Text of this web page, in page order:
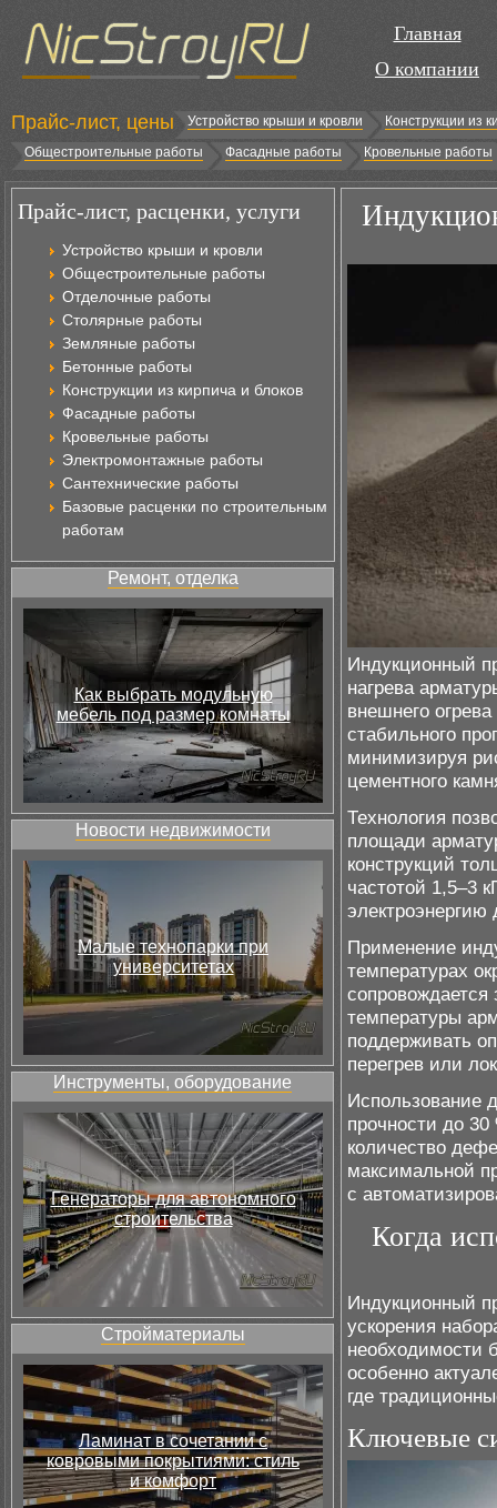
Главная
О компании
Прайс-лист, цены Устройство крыши и кровли
Конструкции из
Общестроительные работы
Фасадные работы Кровельные работы
Прайс-лист, расценки, услуги
Устройство крыши и кровли
Общестроительные работы
Отделочные работы
Столярные работы
Земляные работы
Бетонные работы
Конструкции из кирпича и блоков
Фасадные работы
Кровельные работы
Электромонтажные работы
Сантехнические работы
Базовые расценки по строительным
работам
Ремонт, отделка
Как выбрать модульную
мебель под размер комнаты
Новости недвижимости
Малые технопарки при
университетах
Инструменты, оборудование
Генераторы для автономного
строительства
Стройматериалы
Ламинат в сочетании с
ковровыми покрытиями: стиль
и комфорт
Индукционный
нагрева
внешнего
стабильного
минимизируя
цементного
Технология
площади
конструкций
частотой 1,5–3
Применение
температурах
температуры
поддерживать
перегрев или
Использование
прочности до
количество
максимальной
с
Когда
Индукционный
ускорения
необходимости
особенно
где
Ключевые